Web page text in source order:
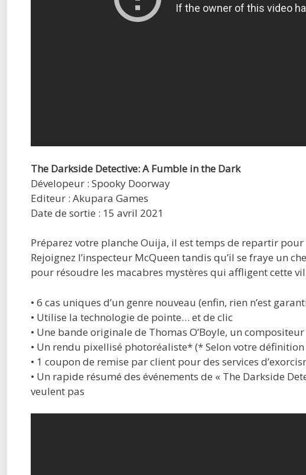
The Darkside Detective: A Fumble in the Dark
Dévelopeur : Spooky Doorway
Editeur : Akupara Games
Date de sortie : 15 avril 2021
Préparez votre planche Ouija, il est temps de repartir
Rejoignez l’inspecteur McQueen tandis qu’il se fraye un
pour résoudre les macabres mystères qui affligent cette
• 6 cas uniques d’un genre nouveau (enfin, rien n’est
• Utilise la technologie de pointe… et de clic
• Une bande originale de Thomas O’Boyle, un
• Un rendu pixellisé photoréaliste* (* Selon votre
• 1 coupon de remise par client pour des services
• Un rapide résumé des événements de « The Darkside
veulent pas